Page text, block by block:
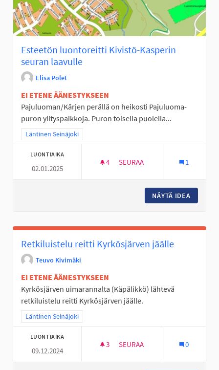
Esteetön luontoreitti Kivistö-Kasperin
seuran laavulle
Elisa Polet
EI ETENE ÄÄNESTYKSEEN
Pajuluoman/Kärjen perällä on heikosti Pajuluoma-
puron ylityspaikkoja. Puron toisella puolella...
Rajaa tulokset teeman mukaan: Läntinen Seinäjoki
Läntinen Seinäjoki
LUONTIAIKA
02.01.2025
4 4 SEURAAJAA
SEURAA 1
NÄYTÄ IDEA
Retkiluistelu reitti Kyrkösjärven jäälle
Teuvo Kivimäki
EI ETENE ÄÄNESTYKSEEN
Kyrkösjärven uimarannalta (Käpälikkö) lähtevä
retkiluistelu reitti Kyrkösjärven jäälle.
Rajaa tulokset teeman mukaan: Läntinen Seinäjoki
Läntinen Seinäjoki
LUONTIAIKA
09.12.2024
3 3 SEURAAJAA
SEURAA 0